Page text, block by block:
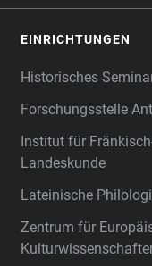
EINRICHTUNGEN
Historisches
Forschungsstelle
Institut für
Landeskunde
Lateinische
Zentrum für